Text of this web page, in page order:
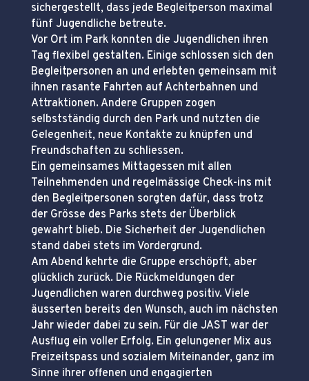
sichergestellt, dass jede Begleitperson maximal
fünf Jugendliche betreute.
Vor Ort im Park konnten die Jugendlichen ihren
Tag flexibel gestalten. Einige schlossen sich den
Begleitpersonen an und erlebten gemeinsam mit
ihnen rasante Fahrten auf Achterbahnen und
Attraktionen. Andere Gruppen zogen
selbstständig durch den Park und nutzten die
Gelegenheit, neue Kontakte zu knüpfen und
Freundschaften zu schliessen.
Ein gemeinsames Mittagessen mit allen
Teilnehmenden und regelmässige Check-ins mit
den Begleitpersonen sorgten dafür, dass trotz
der Grösse des Parks stets der Überblick
gewahrt blieb. Die Sicherheit der Jugendlichen
stand dabei stets im Vordergrund.
Am Abend kehrte die Gruppe erschöpft, aber
glücklich zurück. Die Rückmeldungen der
Jugendlichen waren durchweg positiv. Viele
äusserten bereits den Wunsch, auch im nächsten
Jahr wieder dabei zu sein. Für die JAST war der
Ausflug ein voller Erfolg. Ein gelungener Mix aus
Freizeitspass und sozialem Miteinander, ganz im
Sinne ihrer offenen und engagierten